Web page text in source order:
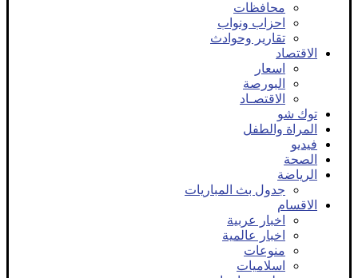
محافظات
احزاب ونواب
تقارير وحوادث
الاقتصاد
اسعار
البورصة
الاقتصـاد
توك شو
المراة والطفل
فيديو
الصحة
الرياضة
جدول بث المباريات
الاقسام
اخبار عربية
اخبار عالمية
منوعات
اسلاميات